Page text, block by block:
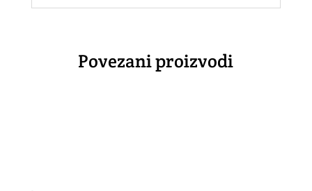
Povezani proizvodi